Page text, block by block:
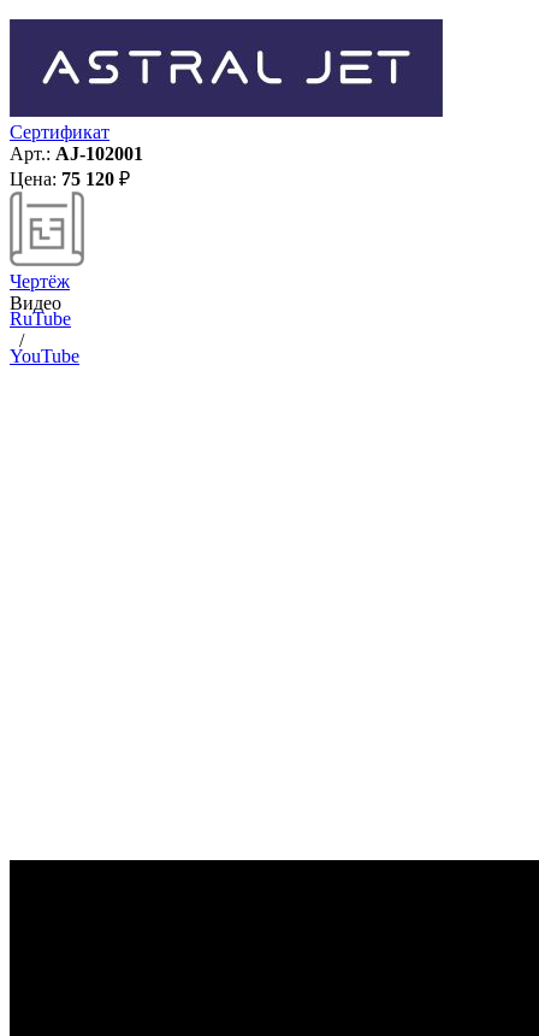
Сертификат
Арт.: AJ-102001
Цена: 75 120 ₽
Чертёж
Видео
RuTube
/
YouTube